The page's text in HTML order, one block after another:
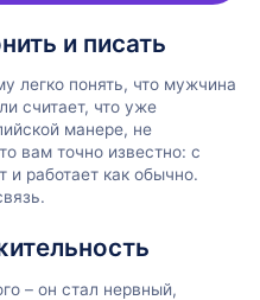
и писать
легко понять, что мужчина
считает, что уже
манере, не
вам точно известно: с
работает как обычно.
– он стал нервный,